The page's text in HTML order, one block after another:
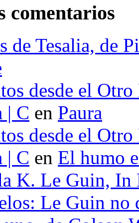
comentarios
de Tesalia, de
desde el
| C en Paura
desde el
| C en El humo
K. Le Guin, In
Le Guin no